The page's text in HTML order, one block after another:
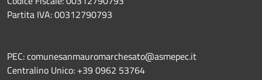
Partita IVA: 00312790793
PEC: comunesanmauromarchesato@asmepec.it
Centralino Unico: +39 0962 53764